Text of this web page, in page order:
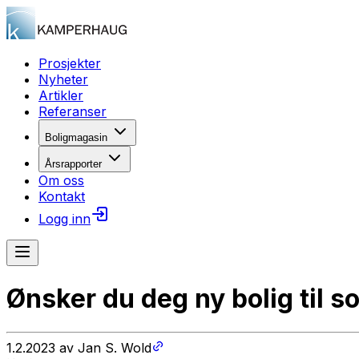
Prosjekter
Nyheter
Artikler
Referanser
Boligmagasin
Årsrapporter
Om oss
Kontakt
Logg inn
Ønsker du deg ny bolig til
1.2.2023 av Jan S. Wold